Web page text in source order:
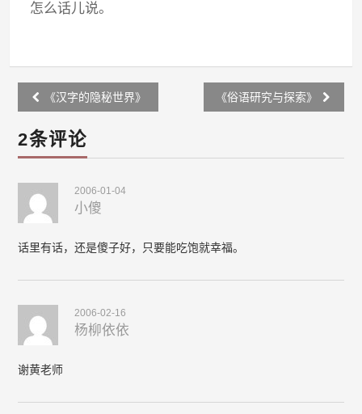
怎么话儿说。
Post
navigation
《汉字的隐秘世界》 《俗语研究与探索》
2条评论
2006-01-04
小傻
话里有话，还是傻子好，只要能吃饱就幸福。
2006-02-16
杨柳依依
谢黄老师